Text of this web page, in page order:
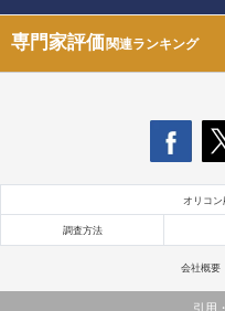
専門家評価関連ランキング
オリコ
調査方法
会社概要
引用